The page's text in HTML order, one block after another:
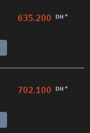
635.200 DH *
702.100 DH *